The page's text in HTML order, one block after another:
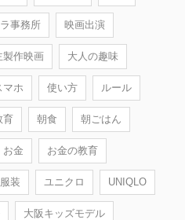
事務所 映画出演
製作映画 大人の趣味
マホ 使い方 ルール
育 朝食 朝ごはん
お金 お金の教育
装 ユニクロ UNIQLO
大阪キッズモデル